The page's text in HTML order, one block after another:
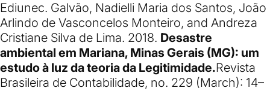
Ediunec. Galvão, Nadielli Maria dos Santos, João
Arlindo de Vasconcelos Monteiro, and Andreza
Cristiane Silva de Lima. 2018. Desastre
ambiental em Mariana, Minas Gerais (MG): um
estudo à luz da teoria da Legitimidade.Revista
Brasileira de Contabilidade, no. 229 (March): 14–